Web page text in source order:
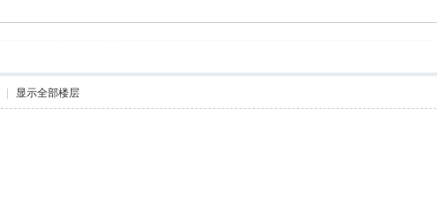
显示全部楼层